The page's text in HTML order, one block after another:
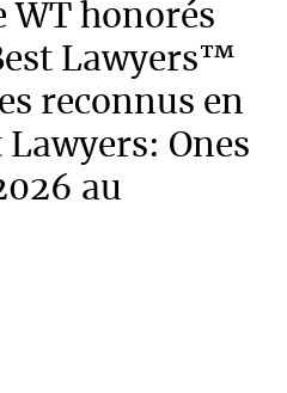
WT honorés
Lawyers™
reconnus en
Ones
au